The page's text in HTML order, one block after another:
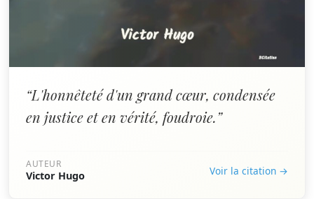
“L'honnêteté d'un grand cœur, condensée
en justice et en vérité, foudroie.”
AUTEUR
Victor Hugo Voir la citation →